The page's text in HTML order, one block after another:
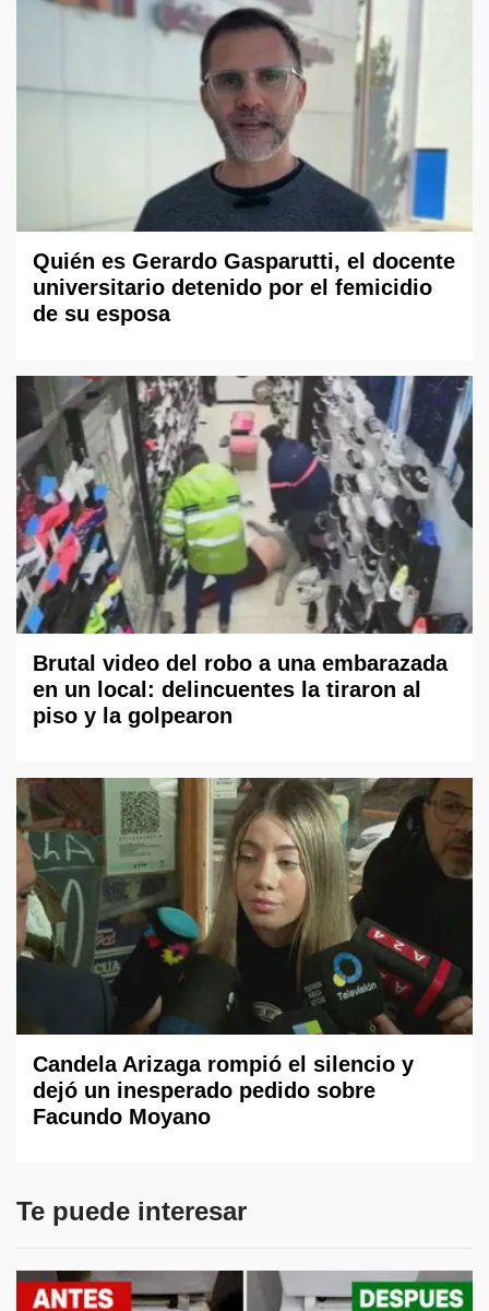
Quién es Gerardo Gasparutti, el docente
universitario detenido por el femicidio
de su esposa
Brutal video del robo a una embarazada
en un local: delincuentes la tiraron al
piso y la golpearon
Candela Arizaga rompió el silencio y
dejó un inesperado pedido sobre
Facundo Moyano
Te puede interesar